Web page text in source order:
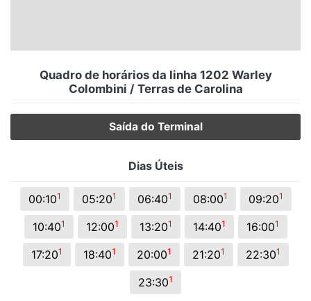
Quadro de horários da linha 1202 Warley
Colombini / Terras de Carolina
Saída do Terminal
Dias Úteis
00:101 05:201 06:401 08:001 09:201
10:401 12:001 13:201 14:401 16:001
17:201 18:401 20:001 21:201 22:301
23:301